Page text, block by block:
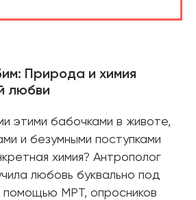
Природа и химия
любви
этими бабочками в животе,
и безумными поступками
химия? Антрополог
любовь буквально под
помощью МРТ, опросников